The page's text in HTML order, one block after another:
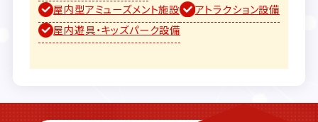
屋内型アミューズメント施設
アトラクション設備
屋内遊具・キッズパーク設備